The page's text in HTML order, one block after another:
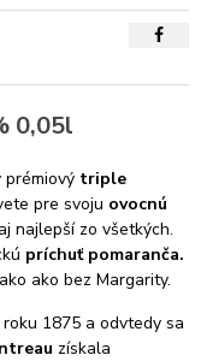
0,05l
triple
pre svoju ovocnú
najlepší zo všetkých.
príchuť pomaranča.
ako bez Margarity.
1875 a odvtedy sa
získala